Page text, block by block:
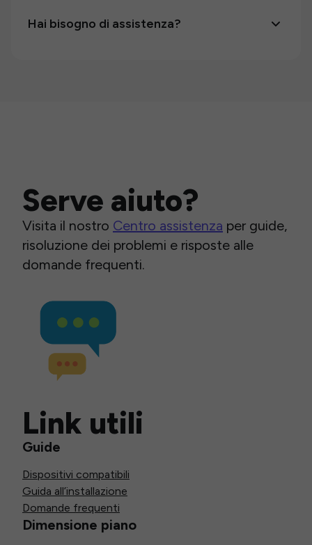
Hai bisogno di assistenza?
Serve aiuto?
Visita il nostro Centro assistenza per guide,
risoluzione dei problemi e risposte alle
domande frequenti.
Link utili
Guide
Dispositivi compatibili
Guida all’installazione
Domande frequenti
Dimensione piano